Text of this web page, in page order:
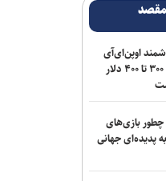
ویروس‌های
نوین معاونت
دو کارخانه
دلار سرمایه‌گذاری
مقصد
اوپن‌ای‌آی
قیمتی بین ۳۰۰ تا ۴۰۰ دلار
آتاری ۲۶۰۰ چطور بازی‌های
پدیده‌ای جهانی